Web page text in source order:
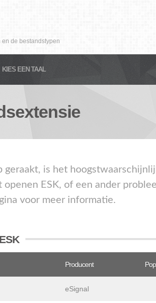
de bestandstypen
KIES EEN TAAL
geraakt, is het
ESK, of een ander
voor meer informatie.
Producent
eSignal